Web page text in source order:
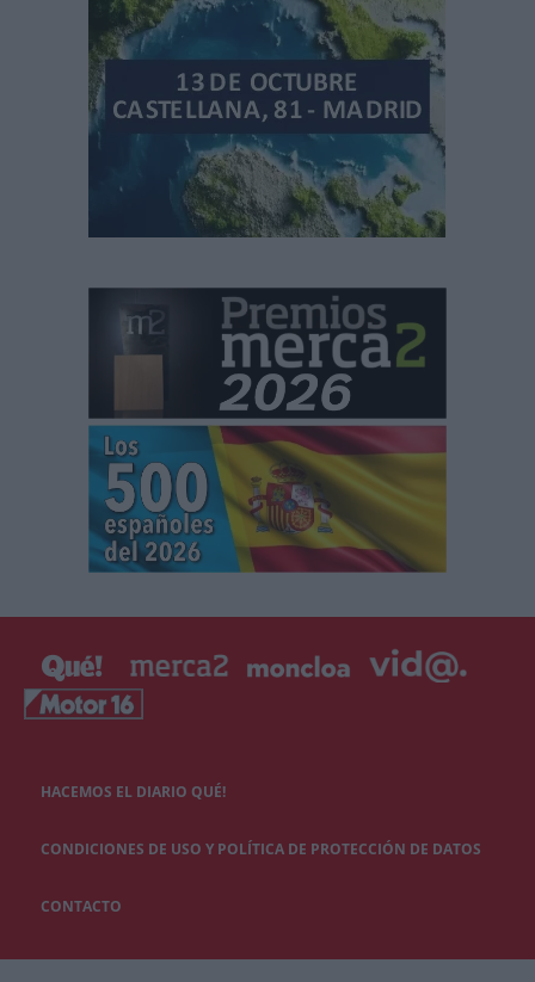
HACEMOS EL DIARIO QUÉ!
CONDICIONES DE USO Y POLÍTICA DE PROTECCIÓN DE DATOS
CONTACTO